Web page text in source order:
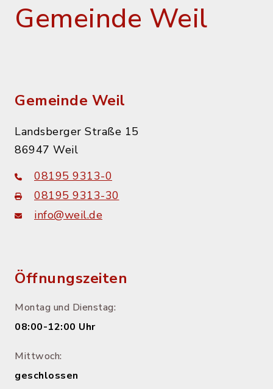
Gemeinde Weil
Gemeinde Weil
Landsberger Straße 15
86947 Weil
08195 9313-0
08195 9313-30
info@weil.de
Öffnungszeiten
Montag und Dienstag:
08:00-12:00 Uhr
Mittwoch:
geschlossen